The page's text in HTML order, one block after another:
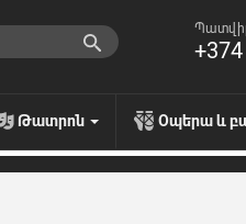
Թատրոն Օպերա և